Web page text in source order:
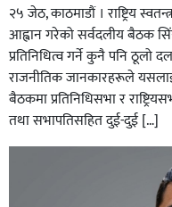
२५ जेठ, काठमाडौं । राष्ट्रिय
आह्वान गरेको सर्वदलीय बैठक
प्रतिनिधित्व गर्ने कुनै पनि ठूलो
राजनीतिक जानकारहरूले
बैठकमा प्रतिनिधिसभा र
तथा सभापतिसहित दुई-दुई […]